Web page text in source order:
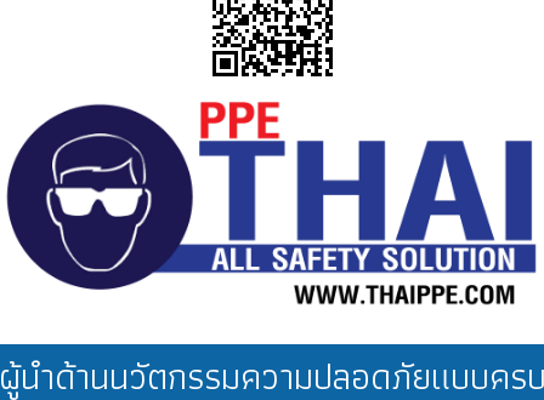
นำด้านนวัตกรรมความปลอดภัยแบบคร